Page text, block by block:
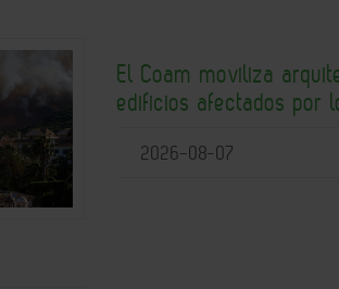
El Coam moviliza
edificios afectados por
2026-08-07